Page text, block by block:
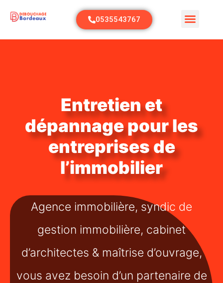
0535543767
Entretien et
dépannage pour les
entreprises de
l’immobilier
Agence immobilière, syndic de
gestion immobilière, cabinet
d’architectes & maîtrise d’ouvrage,
vous avez besoin d’un partenaire de